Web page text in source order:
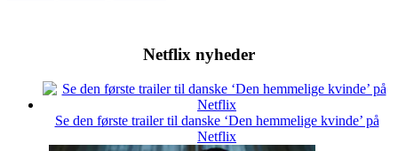
Netflix nyheder
Se den første trailer til danske ‘Den hemmelige kvinde’ på
Netflix